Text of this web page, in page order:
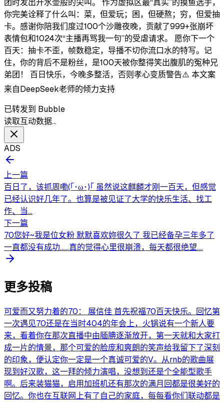
团时发出开水壶般的尖叫。 作为虚拟区最“真实”的摸鱼选手，
你完美诠释了什么叫：菜，但爱玩；困，但硬熬；穷，但爱抽
卡。感谢你陪我们度过100个沙雕夜晚，贡献了999+张崩坏
表情包和1024次“主播再骂我一句”的受虐请求。 愿你下一个
百天：抽卡不歪，帧数稳定，导播不切你流口水的特写。记
住，你的背后不是粉丝，是100天被你整得笑出腹肌的冤种兄
弟团！ 百日快乐，今晚多整活，否则孝心变质警告⚠️ 本文案
来自DeepSeek老师的倾力支持
已转发到 Bubble
读取互动数据…
ADS
上一篇
百日了，该抓周嘞(｢･ω･)｢ 虽然说这麒麟才刚一百天，但感觉
已经认识好几年了。也算是被见证了大学的快乐生活、找工
作、当...
下一篇
70您好~我是位女粉 默默喜欢妳很久了 我已经备孕三年多了
一直都没有成功......真的觉得心里很崩溃，每天都很绝望....
更多投稿
可爱而又努力着的70： 展信佳 首先祝福70百天快乐。回忆第
一次遇见70还是在当时404的年会上，火锅说有一个新人要
来，看着你在那次直播中由腼腆逐渐放开，第一天就和大家打
成一片的情景，那个可爱的脸庞和爽朗的笑声给我留下了深刻
的印象，便认定你一定是一个真诚可爱的V。从rnb的歌曲展
现到好汉歌，这一拜的倾力演唱，没想到还是个全能型歌手
啊。后来装猫猫，启用加班机还有那次的满月回都是很美好的
回忆。你也在互联网上有了自己的家庭，每每看你们联动都是